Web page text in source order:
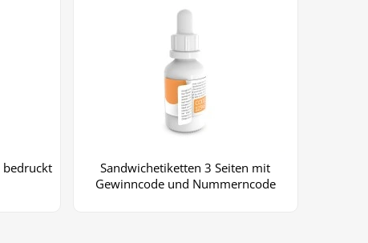
bedruckt
Sandwichetiketten 3 Seiten mit
Gewinncode und Nummerncode